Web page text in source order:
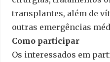
transplantes, além de
outras emergências
Como participar
Os interessados em